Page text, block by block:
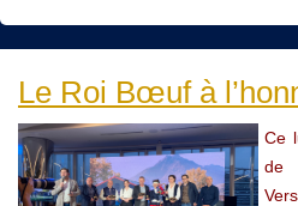
Le Roi Bœuf à
Ce
de